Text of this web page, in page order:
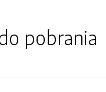
pobrania